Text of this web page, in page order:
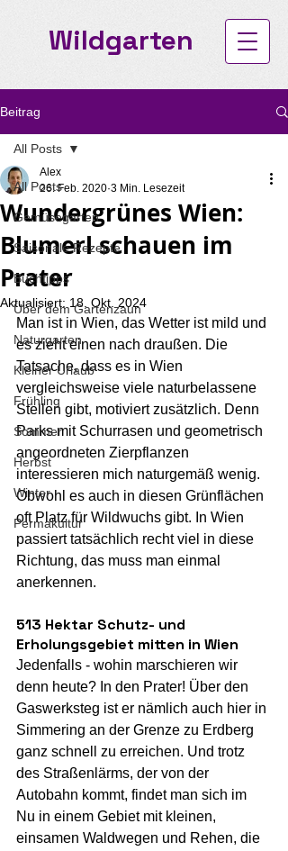
Wildgarten
Beitrag
All Posts
Gemüsegarten
Saisonale Rezepte
Buchtipps
Über dem Gartenzaun
Naturgarten
Kleiner Urlaub
Frühling
Sommer
Herbst
Winter
Permakultur
All Posts
Wundergrünes Wien:
Blumerl schauen im
Prater
Alex
26. Feb. 2020 3 Min. Lesezeit
Aktualisiert: 18. Okt. 2024
Man ist in Wien, das Wetter ist mild und
es zieht einen nach draußen. Die
Tatsache, dass es in Wien
vergleichsweise viele naturbelassene
Stellen gibt, motiviert zusätzlich. Denn
Parks mit Schurrasen und geometrisch
angeordneten Zierpflanzen
interessieren mich naturgemäß wenig.
Obwohl es auch in diesen Grünflächen
oft Platz für Wildwuchs gibt. In Wien
passiert tatsächlich recht viel in diese
Richtung, das muss man einmal
anerkennen.
513 Hektar Schutz- und
Erholungsgebiet mitten in Wien
Jedenfalls - wohin marschieren wir
denn heute? In den Prater! Über den
Gaswerksteg ist er nämlich auch hier in
Simmering an der Grenze zu Erdberg
ganz schnell zu erreichen. Und trotz
des Straßenlärms, der von der
Autobahn kommt, findet man sich im
Nu in einem Gebiet mit kleinen,
einsamen Waldwegen und Rehen, die